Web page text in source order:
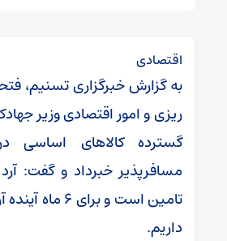
اقتصادی
به گزارش خبرگزاری تسنیم،
ریزی و امور اقتصادی وزیر
گسترده کالاهای اساسی
مسافرپذیر خبرداد و گفت:
تامین است و برای
داریم.